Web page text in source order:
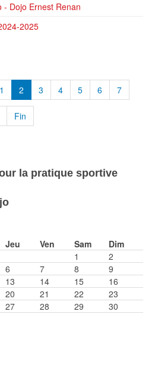
- Dojo Ernest Renan
2025
1 2 3 4 5 6 7
Fin
la pratique sportive
Jeu Ven Sam
Dim
1
2
6 7 8
9
13 14 15
16
20 21 22
23
27 28 29
30